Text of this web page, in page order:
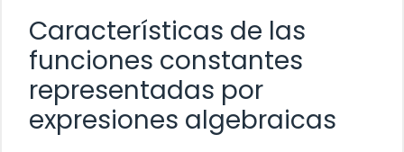
Características de las
funciones constantes
representadas por
expresiones algebraicas